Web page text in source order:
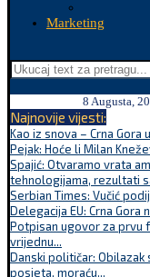
Marketing
8 Augusta,
Najnovije vijesti:
Kao iz snova – Crna
Pejak: Hoće li Milan
Spajić: Otvaramo vrata
tehnologijama, rezultati
Serbian Times: Vučić
Delegacija EU: Crna
Potpisan ugovor za prvu
vrijednu...
Danski političar:
posjeta, moraću...